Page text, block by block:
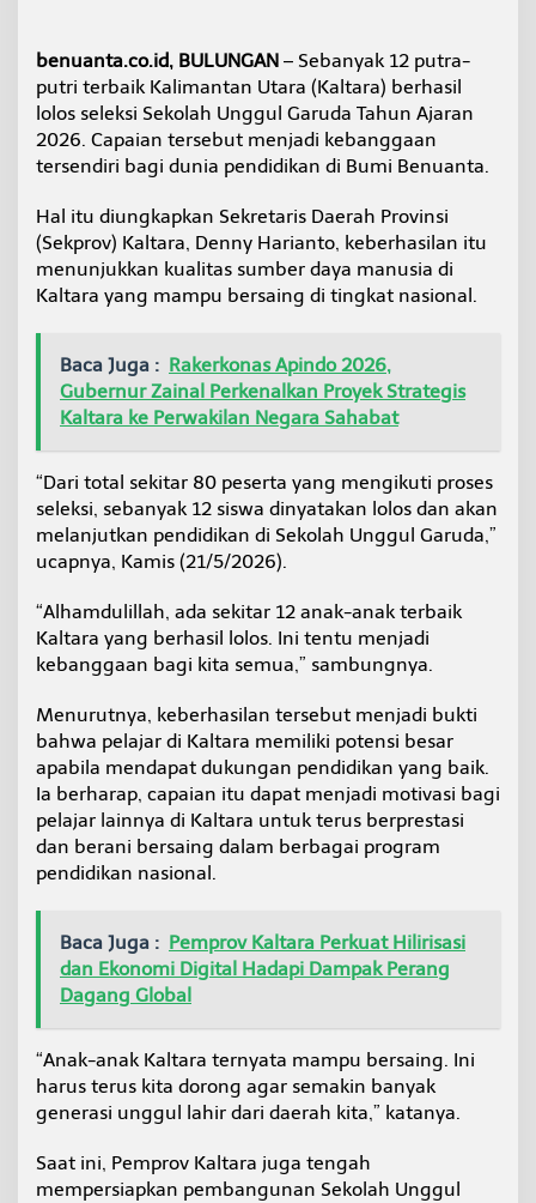
w
a
L
o
S
e
k
S
e
k
l
a
G
a
r
d
benuanta.co.id, BULUNGAN – Sebanyak 12 putra-
putri terbaik Kalimantan Utara (Kaltara) berhasil
lolos seleksi Sekolah Unggul Garuda Tahun Ajaran
2026. Capaian tersebut menjadi kebanggaan
tersendiri bagi dunia pendidikan di Bumi Benuanta.
Hal itu diungkapkan Sekretaris Daerah Provinsi
(Sekprov) Kaltara, Denny Harianto, keberhasilan itu
menunjukkan kualitas sumber daya manusia di
Kaltara yang mampu bersaing di tingkat nasional.
Baca Juga : Rakerkonas Apindo 2026,
Gubernur Zainal Perkenalkan Proyek Strategis
Kaltara ke Perwakilan Negara Sahabat
“Dari total sekitar 80 peserta yang mengikuti proses
seleksi, sebanyak 12 siswa dinyatakan lolos dan akan
melanjutkan pendidikan di Sekolah Unggul Garuda,”
ucapnya, Kamis (21/5/2026).
“Alhamdulillah, ada sekitar 12 anak-anak terbaik
Kaltara yang berhasil lolos. Ini tentu menjadi
kebanggaan bagi kita semua,” sambungnya.
Menurutnya, keberhasilan tersebut menjadi bukti
bahwa pelajar di Kaltara memiliki potensi besar
apabila mendapat dukungan pendidikan yang baik.
Ia berharap, capaian itu dapat menjadi motivasi bagi
pelajar lainnya di Kaltara untuk terus berprestasi
dan berani bersaing dalam berbagai program
pendidikan nasional.
Baca Juga : Pemprov Kaltara Perkuat Hilirisasi
dan Ekonomi Digital Hadapi Dampak Perang
Dagang Global
“Anak-anak Kaltara ternyata mampu bersaing. Ini
harus terus kita dorong agar semakin banyak
generasi unggul lahir dari daerah kita,” katanya.
Saat ini, Pemprov Kaltara juga tengah
mempersiapkan pembangunan Sekolah Unggul